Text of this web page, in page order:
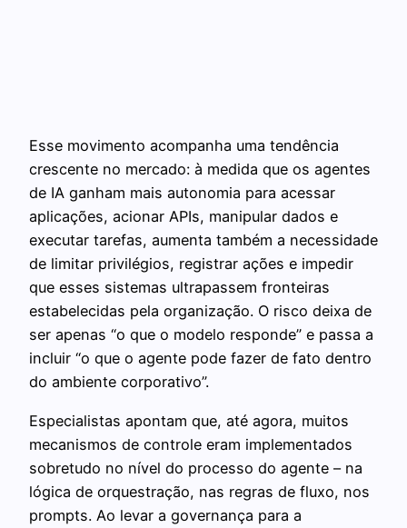
Esse movimento acompanha uma tendência
crescente no mercado: à medida que os agentes
de IA ganham mais autonomia para acessar
aplicações, acionar APIs, manipular dados e
executar tarefas, aumenta também a necessidade
de limitar privilégios, registrar ações e impedir
que esses sistemas ultrapassem fronteiras
estabelecidas pela organização. O risco deixa de
ser apenas “o que o modelo responde” e passa a
incluir “o que o agente pode fazer de fato dentro
do ambiente corporativo”.
Especialistas apontam que, até agora, muitos
mecanismos de controle eram implementados
sobretudo no nível do processo do agente – na
lógica de orquestração, nas regras de fluxo, nos
prompts. Ao levar a governança para a